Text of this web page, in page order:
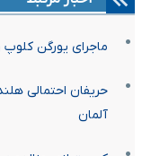
ماجرای یورگن
حریفان احتمالی
آلمان